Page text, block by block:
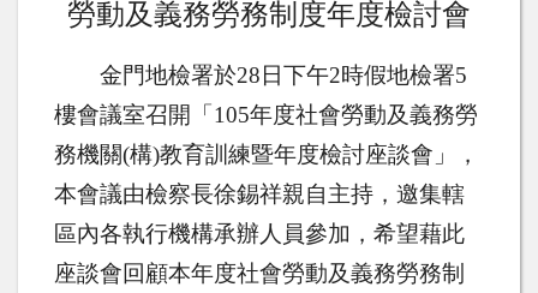
勞動及義務勞務制度年度檢討會
金門地檢署於28日下午2時假地檢署5
樓會議室召開「105年度社會勞動及義務勞
務機關(構)教育訓練暨年度檢討座談會」，
本會議由檢察長徐錫祥親自主持，邀集轄
區內各執行機構承辦人員參加，希望藉此
座談會回顧本年度社會勞動及義務勞務制